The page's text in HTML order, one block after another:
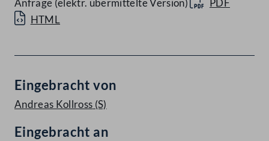
Anfrage (elektr. übermittelte Version)
PDF
HTML
Eingebracht von
Andreas Kollross (S)
Eingebracht an